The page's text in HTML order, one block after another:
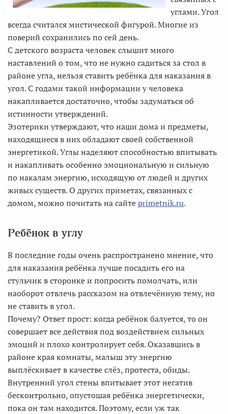
углами. Угол
всегда считался мистической фигурой. Многие из
поверий сохранились по сей день.
С детского возраста человек слышит много
наставлений о том, что не нужно садиться за стол в
районе угла, нельзя ставить ребёнка для наказания в
угол. С годами такой информации у человека
накапливается достаточно, чтобы задуматься об
истинности утверждений.
Эзотерики утверждают, что наши дома и предметы,
находящиеся в них обладают своей собственной
энергетикой. Углы наделяют способностью впитывать
и накапливать особенно эмоциональную и сильную
по накалам энергию, исходящую от людей и других
живых существ. О других приметах, связанных с
домом, можно почитать на сайтеprimetnik.ru.
Ребёнок в углу
В последние годы очень распространено мнение, что
для наказания ребёнка лучше посадить его на
стульчик в сторонке и попросить помолчать, или
наоборот отвлечь рассказом на отвлечённую тему, но
не ставить в угол.
Почему? Ответ прост: когда ребёнок балуется, то он
совершает все действия под воздействием сильных
эмоций и плохо контролирует себя. Оказавшись в
районе края комнаты, малыш эту энергию
выплёскивает в качестве слёз, протеста, обиды.
Внутренний угол стены впитывает этот негатив
бесконтрольно, опустошая ребёнка энергетически,
пока он там находится. Поэтому, если уж так